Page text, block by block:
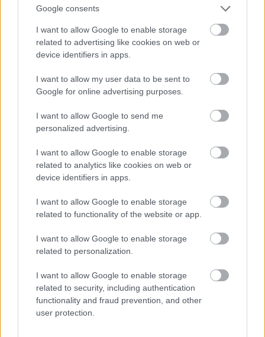
Google consents
I want to allow Google to enable storage
related to advertising like cookies on web or
device identifiers in apps.
I want to allow my user data to be sent to
Google for online advertising purposes.
I want to allow Google to send me
personalized advertising.
I want to allow Google to enable storage
related to analytics like cookies on web or
device identifiers in apps.
I want to allow Google to enable storage
related to functionality of the website or app.
I want to allow Google to enable storage
related to personalization.
I want to allow Google to enable storage
related to security, including authentication
functionality and fraud prevention, and other
user protection.
Ha nincs férfi, csábítson el egy virágot!
Fotó: . / Northfoto
Jön még kép!